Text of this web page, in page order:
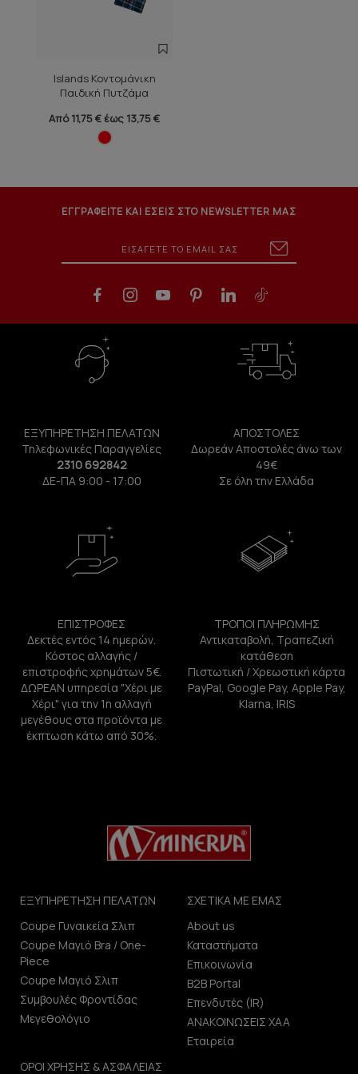
Islands Κοντομάνικη
Παιδική Πυτζάμα
Από 11,75 € έως 13,75 €
ΕΓΓΡΑΦΕΙΤΕ ΚΑΙ ΕΣΕΙΣ ΣΤΟ NEWSLETTER ΜΑΣ
ΕΞΥΠΗΡΕΤΗΣΗ ΠΕΛΑΤΩΝ
Τηλεφωνικές Παραγγελίες
2310 692842
ΔΕ-ΠΑ 9:00 - 17:00
ΑΠΟΣΤΟΛΕΣ
Δωρεάν Αποστολές άνω των
49€
Σε όλη την Ελλάδα
ΕΠΙΣΤΡΟΦΕΣ
Δεκτές εντός 14 ημερών.
Κόστος αλλαγής /
επιστροφής χρημάτων 5€.
ΔΩΡΕΑΝ υπηρεσία "Χέρι με
Χέρι" για την 1η αλλαγή
μεγέθους στα προϊόντα με
έκπτωση κάτω από 30%.
ΤΡΟΠΟΙ ΠΛΗΡΩΜΗΣ
Αντικαταβολή, Τραπεζική
κατάθεση
Πιστωτική / Χρεωστική κάρτα
PayPal, Google Pay, Apple Pay,
Klarna, IRIS
ΕΞΥΠΗΡΕΤΗΣΗ ΠΕΛΑΤΩΝ
Coupe Γυναικεία Σλιπ
Coupe Μαγιό Bra / One-
Piece
Coupe Μαγιό Σλιπ
Συμβουλές Φροντίδας
Μεγεθολόγιο
ΣΧΕΤΙΚΑ ΜΕ ΕΜΑΣ
About us
Καταστήματα
Επικοινωνία
B2B Portal
Επενδυτές (IR)
ΑΝΑΚΟΙΝΩΣΕΙΣ ΧΑΑ
Εταιρεία
ΟΡΟΙ ΧΡΗΣΗΣ & ΑΣΦΑΛΕΙΑΣ